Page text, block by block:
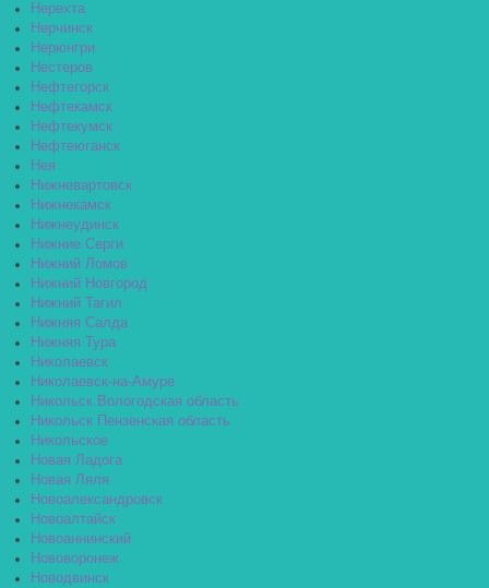
Нерехта
Нерчинск
Нерюнгри
Нестеров
Нефтегорск
Нефтекамск
Нефтекумск
Нефтеюганск
Нея
Нижневартовск
Нижнекамск
Нижнеудинск
Нижние Серги
Нижний Ломов
Нижний Новгород
Нижний Тагил
Нижняя Салда
Нижняя Тура
Николаевск
Николаевск-на-Амуре
Никольск Вологодская область
Никольск Пензенская область
Никольское
Новая Ладога
Новая Ляля
Новоалександровск
Новоалтайск
Новоаннинский
Нововоронеж
Новодвинск